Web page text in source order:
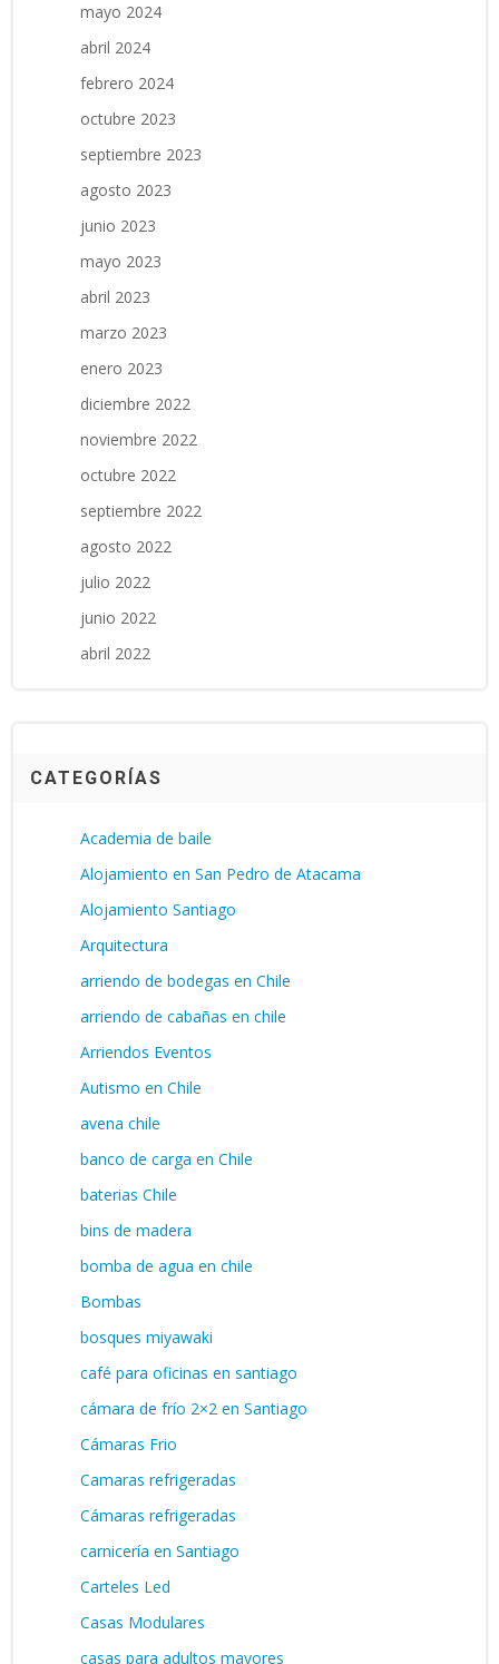
mayo 2024
abril 2024
febrero 2024
octubre 2023
septiembre 2023
agosto 2023
junio 2023
mayo 2023
abril 2023
marzo 2023
enero 2023
diciembre 2022
noviembre 2022
octubre 2022
septiembre 2022
agosto 2022
julio 2022
junio 2022
abril 2022
CATEGORÍAS
Academia de baile
Alojamiento en San Pedro de Atacama
Alojamiento Santiago
Arquitectura
arriendo de bodegas en Chile
arriendo de cabañas en chile
Arriendos Eventos
Autismo en Chile
avena chile
banco de carga en Chile
baterias Chile
bins de madera
bomba de agua en chile
Bombas
bosques miyawaki
café para oficinas en santiago
cámara de frío 2×2 en Santiago
Cámaras Frio
Camaras refrigeradas
Cámaras refrigeradas
carnicería en Santiago
Carteles Led
Casas Modulares
casas para adultos mayores